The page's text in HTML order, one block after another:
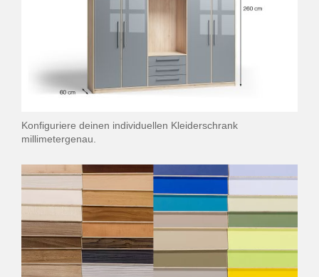
Konfiguriere deinen individuellen Kleiderschrank
millimetergenau.